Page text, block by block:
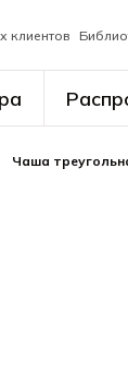
клиентов
Чаша